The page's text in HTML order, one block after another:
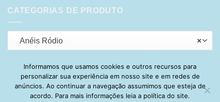
CATEGORIAS DE PRODUTO
×
Anéis Ródio
Visa PayPal Stripe MasterCard
Cash
On
Delivery
HOME SOBRE POLÍTICA DE PRIVACIDADE
ENTREGA
Informamos que usamos cookies e outros recursos para
personalizar sua experiência em nosso site e em redes de
anúncios. Ao continuar a navegação assumimos que esteja de
acordo. Para mais informações leia a política do site.